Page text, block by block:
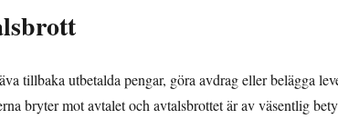
tillbaka utbetalda pengar, göra avdrag eller belägga
bryter mot avtalet och avtalsbrottet är av väsentlig